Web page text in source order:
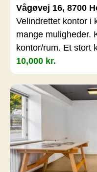
Vågøvej 16, 8700
Velindrettet kontor i
mange muligheder.
kontor/rum. Et stort
10,000 kr.